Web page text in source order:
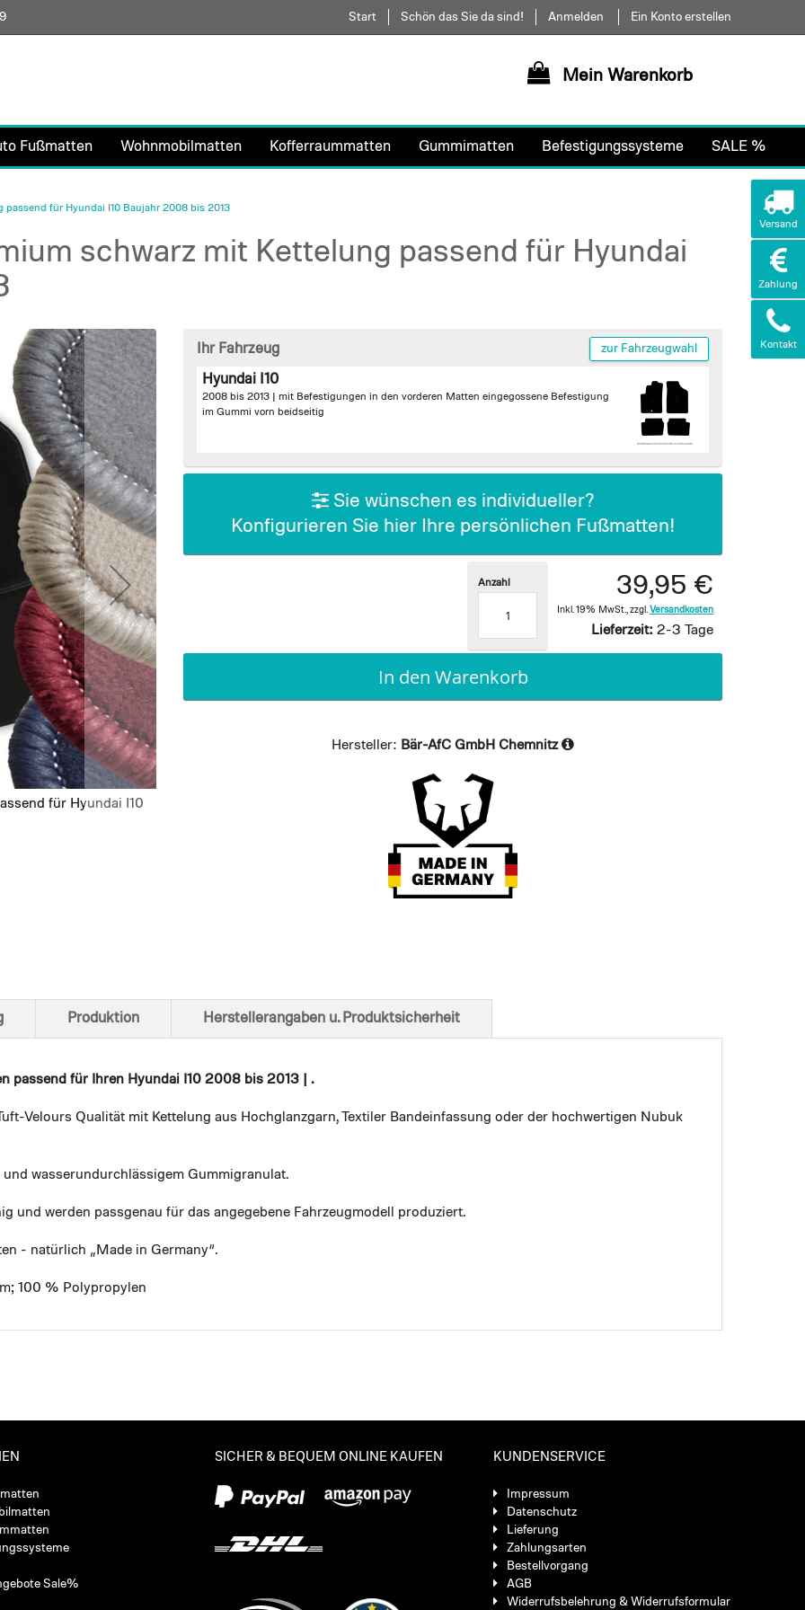
Direkt
zum
Start Schön das Sie da sind! Anmelden Ein Konto erstellen
Mein Warenkorb
Fußmatten Wohnmobilmatten Kofferraummatten Gummimatten Befestigungssysteme SALE %
für Hyundai I10 Baujahr 2008 bis 2013
schwarz mit Kettelung passend für Hyundai
für Hyundai I10
Ansicht von unten
Ihr Fahrzeug zur Fahrzeugwahl
Hyundai I10
2008 bis 2013 | mit Befestigungen in den vorderen Matten eingegossene Befestigung
im Gummi vorn beidseitig
Sie wünschen es individueller?
Konfigurieren Sie hier Ihre persönlichen Fußmatten!
39,95 €
Inkl. 19% MwSt. zzgl. Versandkosten
Lieferzeit: 2-3 Tage
Anzahl
In den Warenkorb
Hersteller: Bär-AfC GmbH Chemnitz
passend für Ihren Hyundai I10 2008 bis 2013 | .
Velours Qualität mit Kettelung aus Hochglanzgarn, Textiler Bandeinfassung oder der hochwertigen Nubuk
wasserundurchlässigem Gummigranulat.
und werden passgenau für das angegebene Fahrzeugmodell produziert.
- natürlich „Made in Germany“.
100 % Polypropylen
Produktion Herstellerangaben u. Produktsicherheit
Sale%
SICHER & BEQUEM ONLINE KAUFEN KUNDENSERVICE
Impressum
Datenschutz
Lieferung
Zahlungsarten
Bestellvorgang
AGB
Widerrufsbelehrung & Widerrufsformular
Versand
Zahlung
Kontakt